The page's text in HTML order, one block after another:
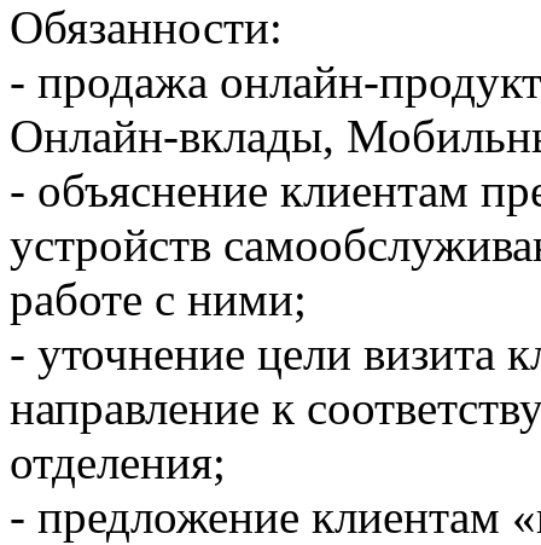
Обязанности:
- продажа онлайн-
Онлайн-вклады,
- объяснение клиентам
устройств
работе с ними;
- уточнение цели визита
направление к
отделения;
- предложение клиентам